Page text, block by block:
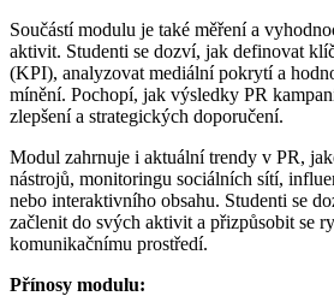
Součástí modulu je také měření a
aktivit. Studenti se dozví, jak definovat
(KPI), analyzovat mediální pokrytí a
mínění. Pochopí, jak výsledky PR
zlepšení a strategických doporučení.
Modul zahrnuje i aktuální trendy v PR,
nástrojů, monitoringu sociálních sítí,
nebo interaktivního obsahu. Studenti se
začlenit do svých aktivit a přizpůsobit se
komunikačnímu prostředí.
Přínosy modulu: